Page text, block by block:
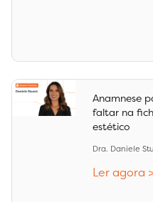
Anamnese
faltar na
estético
Dra. Daniele
Ler agora